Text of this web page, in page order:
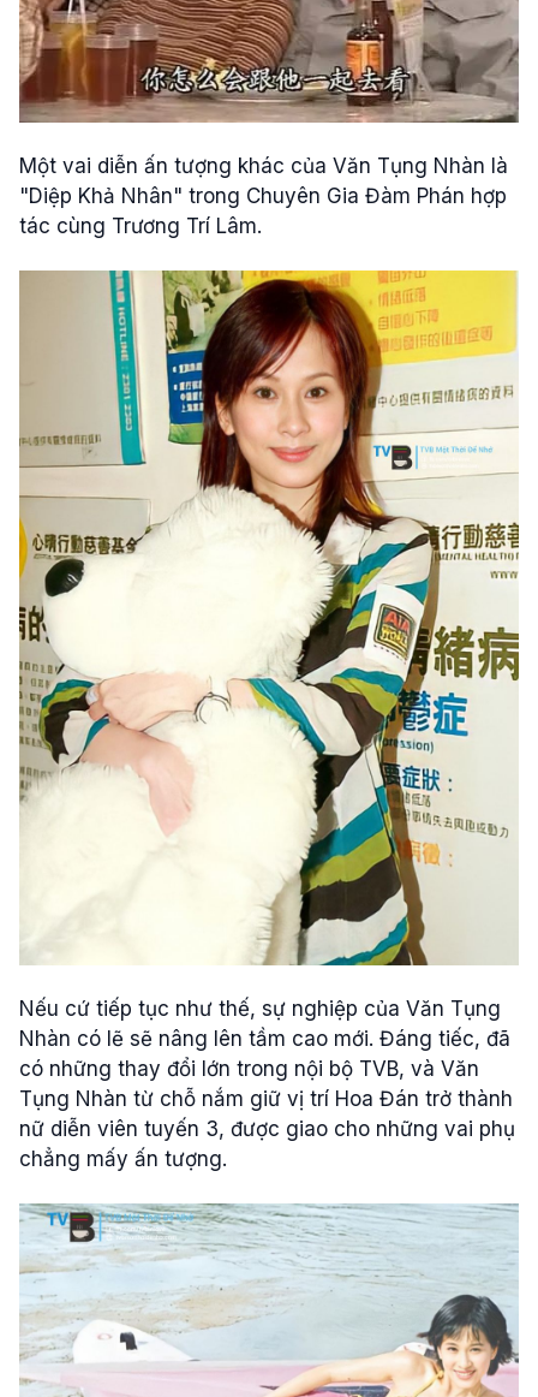
Một vai diễn ấn tượng khác của Văn Tụng Nhàn là
"Diệp Khả Nhân" trong Chuyên Gia Đàm Phán hợp
tác cùng Trương Trí Lâm.
Nếu cứ tiếp tục như thế, sự nghiệp của Văn Tụng
Nhàn có lẽ sẽ nâng lên tầm cao mới. Đáng tiếc, đã
có những thay đổi lớn trong nội bộ TVB, và Văn
Tụng Nhàn từ chỗ nắm giữ vị trí Hoa Đán trở thành
nữ diễn viên tuyến 3, được giao cho những vai phụ
chẳng mấy ấn tượng.